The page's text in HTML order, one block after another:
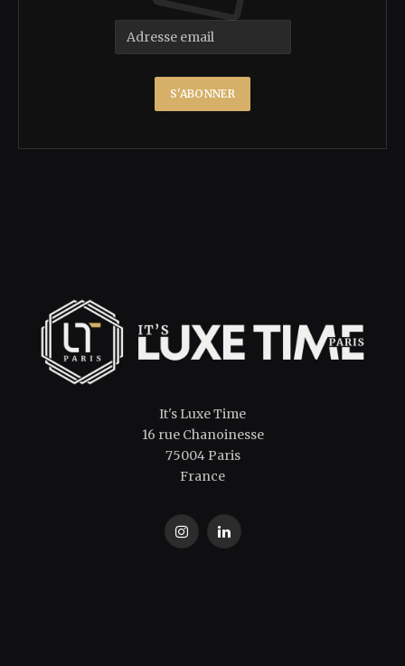
It's Luxe Time
16 rue Chanoinesse
75004 Paris
France
InstagramLinkedIn